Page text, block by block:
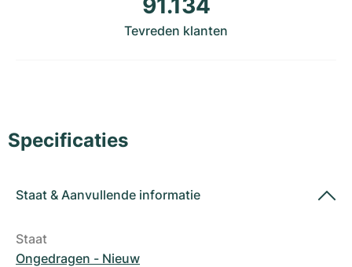
91.134
Tevreden klanten
Specificaties
Staat & Aanvullende informatie
Staat
Ongedragen - Nieuw